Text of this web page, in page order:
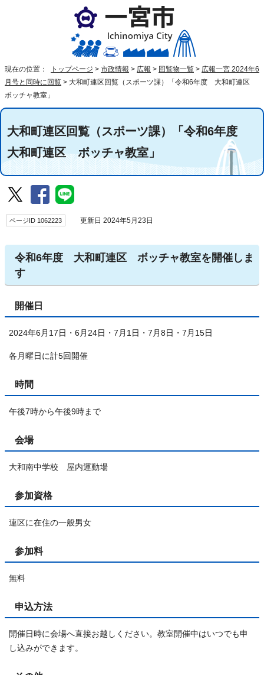
現在の位置： トップページ > 市政情報 > 広報 > 回覧物一覧 > 広報一宮 2024年6
月号と同時に回覧 > 大和町連区回覧（スポーツ課）「令和6年度 大和町連区
ボッチャ教室」
大和町連区回覧（スポーツ課）「令和6年度
大和町連区 ボッチャ教室」
ページID 1062223 更新日 2024年5月23日
令和6年度 大和町連区 ボッチャ教室を開催しま
す
開催日
2024年6月17日・6月24日・7月1日・7月8日・7月15日
各月曜日に計5回開催
時間
午後7時から午後9時まで
会場
大和南中学校 屋内運動場
参加資格
連区に在住の一般男女
参加料
無料
申込方法
開催日時に会場へ直接お越しください。教室開催中はいつでも申
し込みができます。